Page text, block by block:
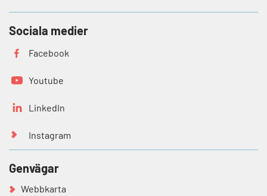
Sociala medier
Facebook
Youtube
LinkedIn
Instagram
Genvägar
Webbkarta